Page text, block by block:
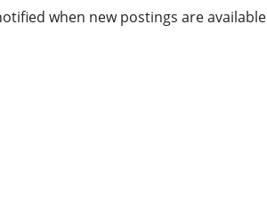
when new postings are available